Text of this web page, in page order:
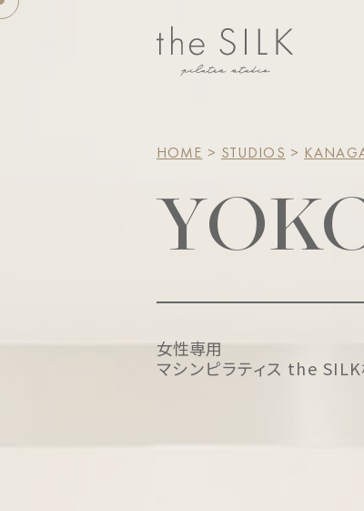
HOME > STUDIOS >
女性専用
マシンピラティス the